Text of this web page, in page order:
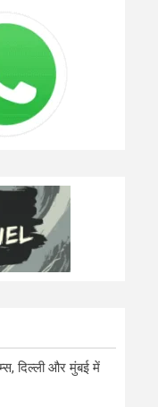
दिल्ली और मुंबई में